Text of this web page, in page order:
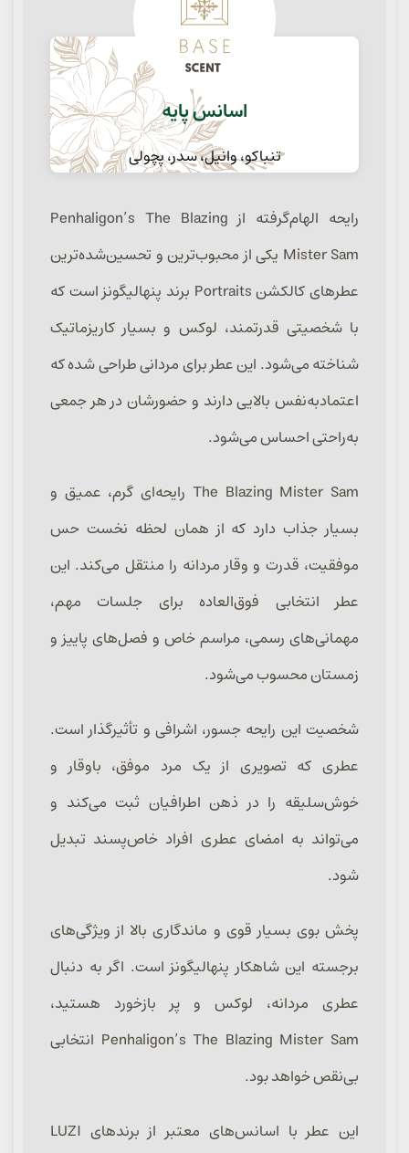
اسانس پایه
تنباکو، وانیل، سدر، پچولی
رایحه الهام‌گرفته از Penhaligon’s The Blazing
Mister Sam یکی از محبوب‌ترین و تحسین‌شده‌ترین
عطرهای کالکشن Portraits برند پنهالیگونز است که
با شخصیتی قدرتمند، لوکس و بسیار کاریزماتیک
شناخته می‌شود. این عطر برای مردانی طراحی شده که
اعتمادبه‌نفس بالایی دارند و حضورشان در هر جمعی
به‌راحتی احساس می‌شود.
The Blazing Mister Sam رایحه‌ای گرم، عمیق و
بسیار جذاب دارد که از همان لحظه نخست حس
موفقیت، قدرت و وقار مردانه را منتقل می‌کند. این
عطر انتخابی فوق‌العاده برای جلسات مهم،
مهمانی‌های رسمی، مراسم خاص و فصل‌های پاییز و
زمستان محسوب می‌شود.
شخصیت این رایحه جسور، اشرافی و تأثیرگذار است.
عطری که تصویری از یک مرد موفق، باوقار و
خوش‌سلیقه را در ذهن اطرافیان ثبت می‌کند و
می‌تواند به امضای عطری افراد خاص‌پسند تبدیل
شود.
پخش بوی بسیار قوی و ماندگاری بالا از ویژگی‌های
برجسته این شاهکار پنهالیگونز است. اگر به دنبال
عطری مردانه، لوکس و پر بازخورد هستید،
Penhaligon’s The Blazing Mister Sam انتخابی
بی‌نقص خواهد بود.
این عطر با اسانس‌های معتبر از برندهای LUZI